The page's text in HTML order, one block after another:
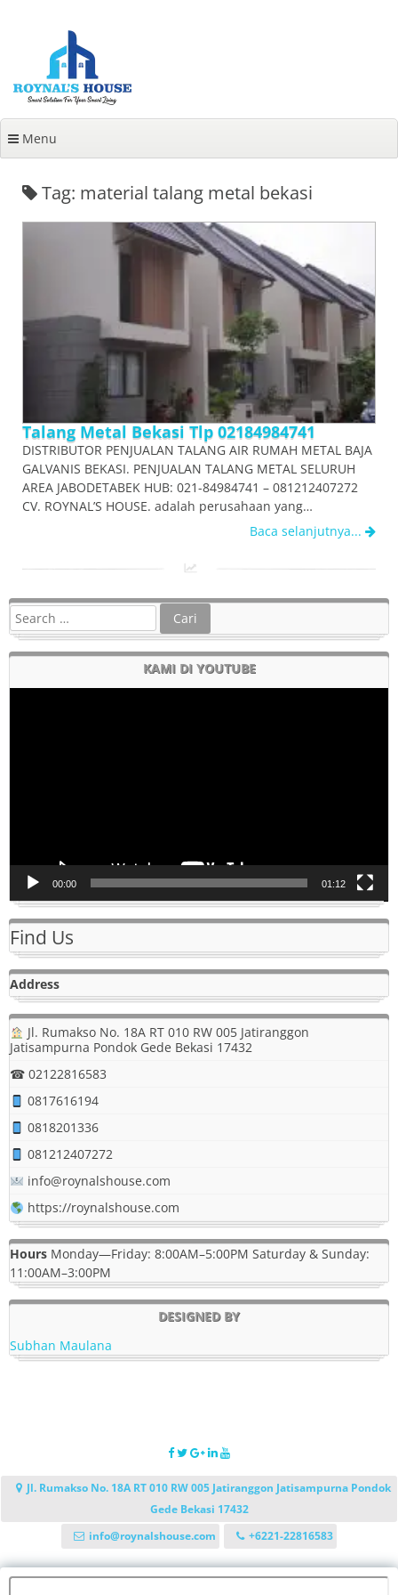
Menu
Tag: material talang metal bekasi
Talang Metal Bekasi Tlp 02184984741
DISTRIBUTOR PENJUALAN TALANG AIR RUMAH METAL BAJA
GALVANIS BEKASI. PENJUALAN TALANG METAL SELURUH
AREA JABODETABEK HUB: 021-84984741 – 081212407272
CV. ROYNAL’S HOUSE. adalah perusahaan yang…
Baca selanjutnya...
KAMI DI YOUTUBE
00:00 01:12
Find Us
Address
Jl. Rumakso No. 18A RT 010 RW 005 Jatiranggon
Jatisampurna Pondok Gede Bekasi 17432
☎ 02122816583
0817616194
0818201336
081212407272
info@roynalshouse.com
https://roynalshouse.com
Hours Monday—Friday: 8:00AM–5:00PM Saturday & Sunday:
11:00AM–3:00PM
DESIGNED BY
Subhan Maulana
Jl. Rumakso No. 18A RT 010 RW 005 Jatiranggon Jatisampurna Pondok
Gede Bekasi 17432
info@roynalshouse.com
+6221-22816583